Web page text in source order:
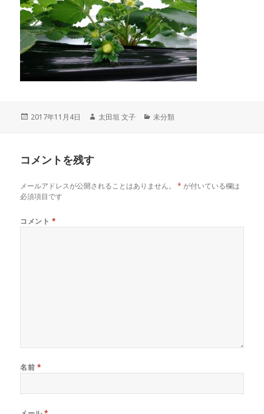
投
2017年11月4日
作
太田垣 文子
カ
未分類
コメントを残す
メールアドレスが公開されることはありません。 * が付いている欄は
必須項目です
コメント *
名前 *